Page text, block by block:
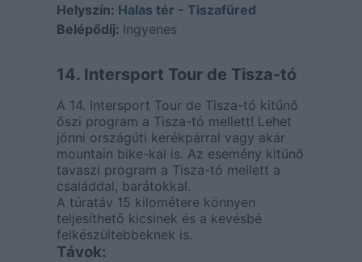
Helyszín: Halas tér - Tiszafüred
Belépődíj: Ingyenes
14. Intersport Tour de Tisza-tó
A 14. Intersport Tour de Tisza-tó kitűnő
őszi program a Tisza-tó mellett! Lehet
jönni országúti kerékpárral vagy akár
mountain bike-kal is. Az esemény kitűnő
tavaszi program a Tisza-tó mellett a
családdal, barátokkal.
A túratáv 15 kilométere könnyen
teljesíthető kicsinek és a kevésbé
felkészültebbeknek is.
Távok: